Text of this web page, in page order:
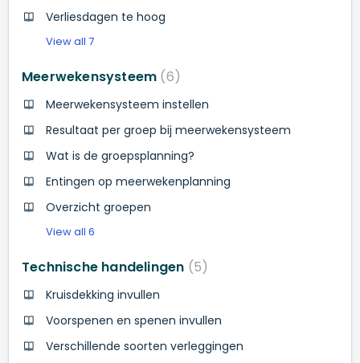
Verliesdagen te hoog
View all 7
Meerwekensysteem 6
Meerwekensysteem instellen
Resultaat per groep bij meerwekensysteem
Wat is de groepsplanning?
Entingen op meerwekenplanning
Overzicht groepen
View all 6
Technische handelingen 5
Kruisdekking invullen
Voorspenen en spenen invullen
Verschillende soorten verleggingen